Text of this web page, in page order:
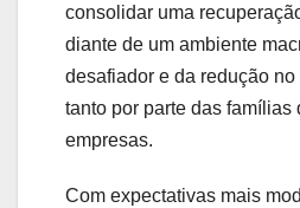
consolidar uma
diante de um ambiente
desafiador e da redução
tanto por parte das famílias
empresas.
Com expectativas mais